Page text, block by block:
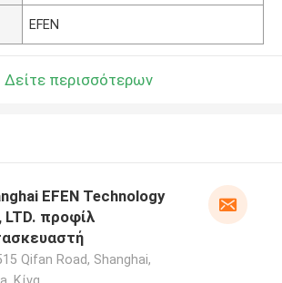
EFEN
Δείτε περισσότερων
EFEN Technology
LTD. προφίλ
Qifan Road, Shanghai,